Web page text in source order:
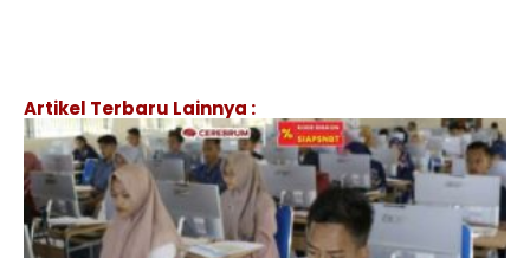
Artikel Terbaru Lainnya :